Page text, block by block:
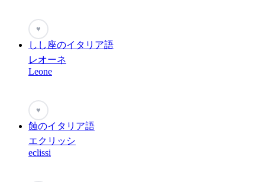
♥
しし座のイタリア語
レオーネ
Leone
♥
蝕のイタリア語
エクリッシ
eclissi